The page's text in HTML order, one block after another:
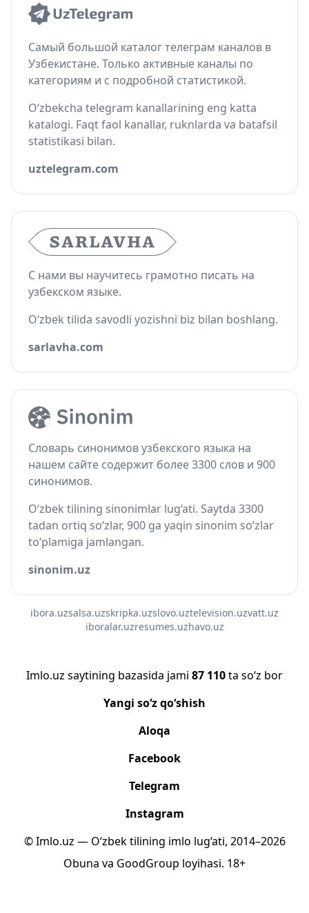
Самый большой каталог телеграм каналов в
Узбекистане. Только активные каналы по
категориям и с подробной статистикой.
O‘zbekcha telegram kanallarining eng katta
katalogi. Faqt faol kanallar, ruknlarda va batafsil
statistikasi bilan.
uztelegram.com
С нами вы научитесь грамотно писать на
узбекском языке.
O‘zbek tilida savodli yozishni biz bilan boshlang.
sarlavha.com
Словарь синонимов узбекского языка на
нашем сайте содержит более 3300 слов и 900
синонимов.
O‘zbek tilining sinonimlar lug‘ati. Saytda 3300
tadan ortiq so‘zlar, 900 ga yaqin sinonim so‘zlar
to‘plamiga jamlangan.
sinonim.uz
ibora.uzsalsa.uzskripka.uzslovo.uztelevision.uzvatt.uz
iboralar.uzresumes.uzhavo.uz
Imlo.uz saytining bazasida jami 87 110ta so‘z bor
Yangi so‘z qo‘shish
Aloqa
Facebook
Telegram
Instagram
© Imlo.uz — O‘zbek tilining imlo lug‘ati, 2014–2026
Obuna va GoodGroup loyihasi. 18+